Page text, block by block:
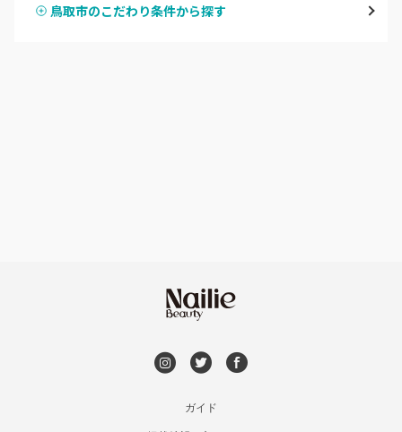
ハンドスカルプ
鳥取市のこだわり条件から探す
ガイド